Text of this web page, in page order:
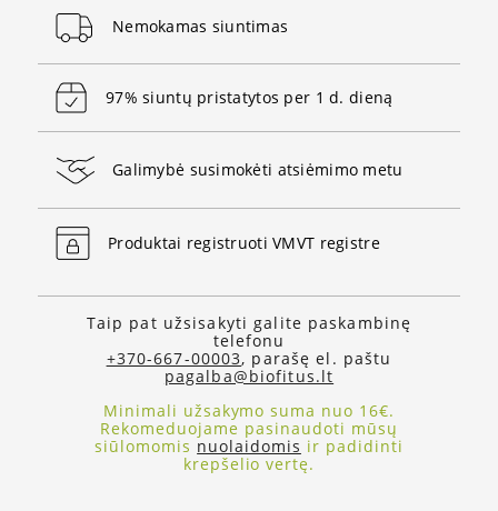
Nemokamas siuntimas
97% siuntų pristatytos per 1 d. dieną
Galimybė susimokėti atsiėmimo metu
Produktai registruoti VMVT registre
Taip pat užsisakyti galite paskambinę
telefonu
+370-667-00003, parašę el. paštu
pagalba@biofitus.lt
Minimali užsakymo suma nuo 16€.
Rekomeduojame pasinaudoti mūsų
siūlomomis nuolaidomis ir padidinti
krepšelio vertę.